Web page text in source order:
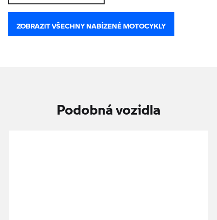
ZOBRAZIT VŠECHNY NABÍZENÉ MOTOCYKLY
Podobná vozidla